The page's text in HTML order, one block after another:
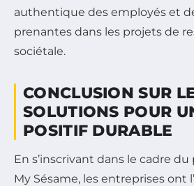
authentique des employés et
prenantes dans les projets de
sociétale.
CONCLUSION SUR
SOLUTIONS POUR
POSITIF DURABLE
En s’inscrivant dans le cadre
My Sésame, les entreprises ont